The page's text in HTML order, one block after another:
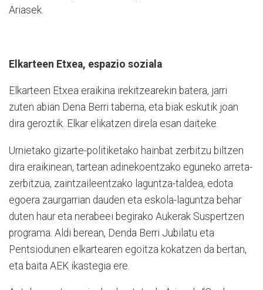
Ariasek.
Elkarteen Etxea, espazio soziala
Elkarteen Etxea eraikina irekitzearekin batera, jarri
zuten abian Dena Berri taberna, eta biak eskutik joan
dira geroztik. Elkar elikatzen direla esan daiteke.
Urnietako gizarte-politiketako hainbat zerbitzu biltzen
dira eraikinean, tartean adinekoentzako eguneko arreta-
zerbitzua, zaintzaileentzako laguntza-taldea, edota
egoera zaurgarrian dauden eta eskola-laguntza behar
duten haur eta nerabeei begirako Aukerak Suspertzen
programa. Aldi berean, Denda Berri Jubilatu eta
Pentsiodunen elkartearen egoitza kokatzen da bertan,
eta baita AEK ikastegia ere.